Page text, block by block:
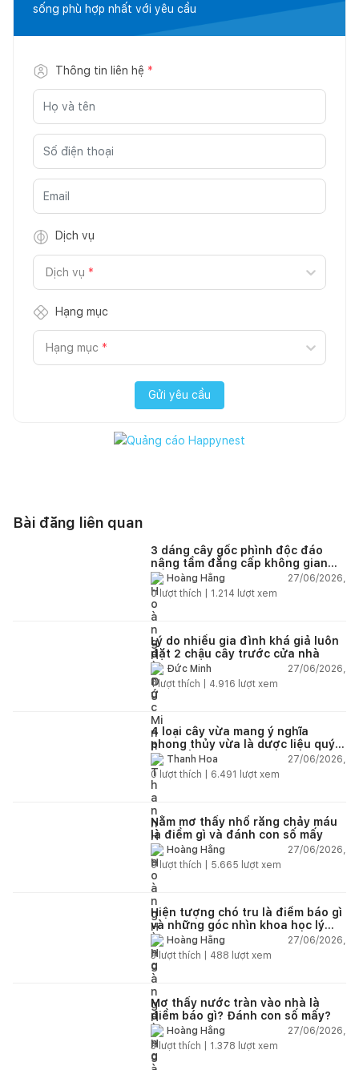
sống phù hợp nhất với yêu cầu
Thông tin liên hệ *
Dịch vụ
Dịch vụ *
Hạng mục
Hạng mục *
Gửi yêu cầu
Bài đăng liên quan
3 dáng cây gốc phình độc đáo
nâng tầm đẳng cấp không gian
sốngHoàng Hằng
27/06/2026,
0lượt thích | 1.214 lượt xem
Lý do nhiều gia đình khá giả luôn
đặt 2 chậu cây trước cửa nhà
Đức Minh
27/06/2026,
1lượt thích | 4.916 lượt xem
4 loại cây vừa mang ý nghĩa
phong thủy vừa là dược liệu quý
nên trồng trong nhà
Thanh Hoa
27/06/2026,
0 lượt thích | 6.491 lượt xem
Nằm mơ thấy nhổ răng chảy máu
là điềm gì và đánh con số mấy
Hoàng Hằng
27/06/2026,
0lượt thích | 5.665 lượt xem
Hiện tượng chó tru là điềm báo gì
và những góc nhìn khoa học lý
giảiHoàng Hằng
27/06/2026,
3lượt thích | 488 lượt xem
Mơ thấy nước tràn vào nhà là
điềm báo gì? Đánh con số mấy?
Hoàng Hằng
27/06/2026,
3lượt thích | 1.378 lượt xem